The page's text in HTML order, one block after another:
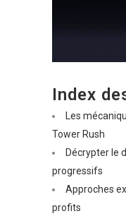
Index
Les
Tower Rush
Décrypter le
progressifs
Approches
profits